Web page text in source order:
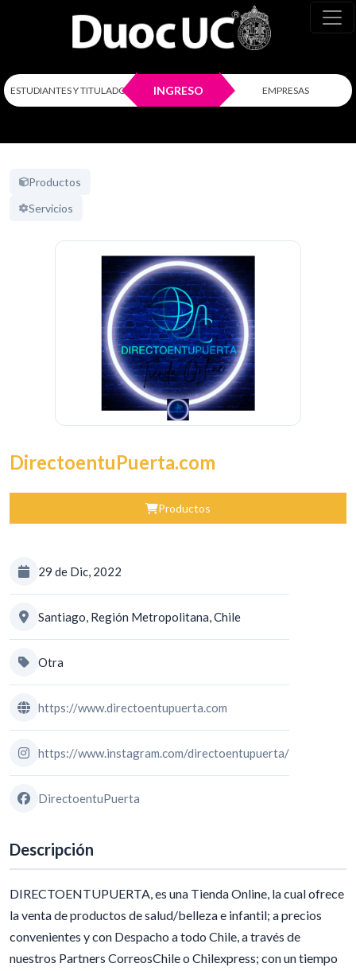
ESTUDIANTES Y TITULADOS INGRESO EMPRESAS
Productos
Servicios
DirectoentuPuerta.com
Productos
29 de Dic, 2022
Santiago, Región Metropolitana, Chile
Otra
https://www.directoentupuerta.com
https://www.instagram.com/directoentupuerta/
DirectoentuPuerta
Descripción
DIRECTOENTUPUERTA, es una Tienda Online, la cual ofrece
la venta de productos de salud/belleza e infantil; a precios
convenientes y con Despacho a todo Chile, a través de
nuestros Partners CorreosChile o Chilexpress; con un tiempo